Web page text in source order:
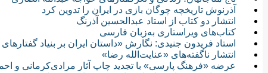
آذرنوش تاریخچه چوگان بازی در ایران را تدوین کرد
انتشار دو کتاب از استاد عبدالحسین آذرنگ
کتاب‌های ویراستاری به‌زبان فارسی
استاد فریدون جنیدی: نگارش «داستان ایران بر بنیاد گفتارهای
انتشار ناگفته‌های «عنایت‌الله رضا»
عرضه «فرهنگ پارسی» با تجدید چاپ آثار مرادی‌کرمانی و